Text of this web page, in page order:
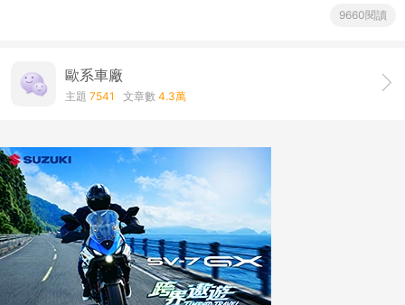
9660閱讀
歐系車廠
主題 7541 文章數 4.3萬